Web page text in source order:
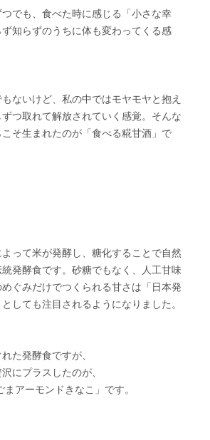
でも、食べた時に感じる「小さな幸
知らずのうちに体も変わってくる感
ないけど、私の中ではモヤモヤと抱え
つ取れて解放されていく感覚。そんな
そ生まれたのが「食べる糀甘酒」で
って米が発酵し、糖化することで自然
発酵食です。砂糖でもなく、人工甘味
ぐみだけでつくられる甘さは「日本発
しても注目されるようになりました。
た発酵食ですが、
にプラスしたのが、
まアーモンドきなこ」です。